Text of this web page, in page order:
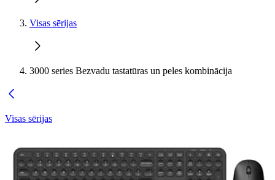
Visas sērijas
3000 series Bezvadu tastatūras un peles kombinācija
Visas sērijas